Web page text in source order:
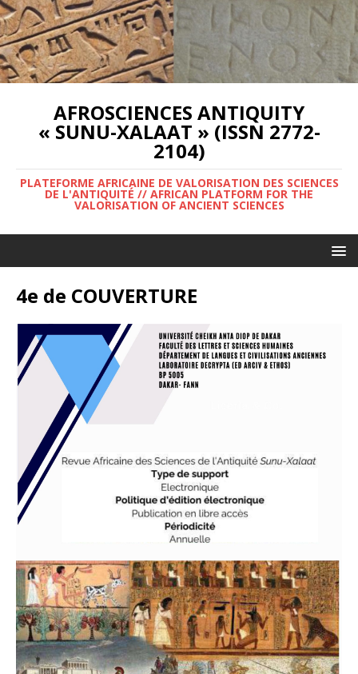
AFROSCIENCES ANTIQUITY
« SUNU-XALAAT » (ISSN 2772-
2104)
PLATEFORME AFRICAINE DE VALORISATION DES SCIENCES
DE L'ANTIQUITÉ // AFRICAN PLATFORM FOR THE
VALORISATION OF ANCIENT SCIENCES
4e de COUVERTURE